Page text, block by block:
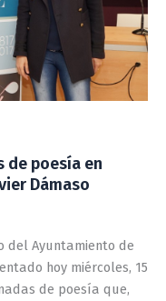
de poesía en
Dámaso
del Ayuntamiento de
hoy miércoles, 15
de poesía que,